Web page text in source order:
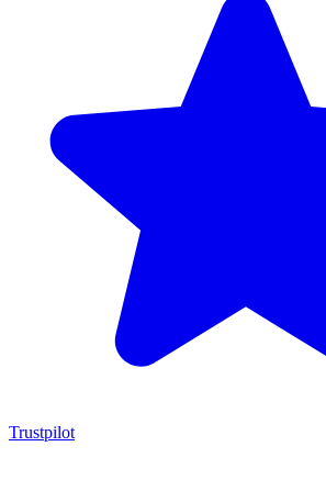
Trustpilot